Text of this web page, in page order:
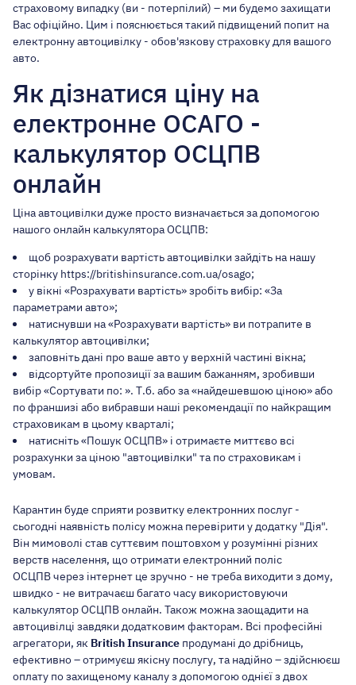
страховому випадку (ви - потерпілий) – ми будемо захищати
Вас офіційно. Цим і пояснюється такий підвищений попит на
електронну автоцивілку - обов'язкову страховку для вашого
авто.
Як дізнатися ціну на
електронне ОСАГО -
калькулятор ОСЦПВ
онлайн
Ціна автоцивілки дуже просто визначається за допомогою
нашого онлайн калькулятора ОСЦПВ:
щоб розрахувати вартість автоцивілки зайдіть на нашу
сторінку https://britishinsurance.com.ua/osago;
у вікні «Розрахувати вартість» зробіть вибір: «За
параметрами авто»;
натиснувши на «Розрахувати вартість» ви потрапите в
калькулятор автоцивілки;
заповніть дані про ваше авто у верхній частині вікна;
відсортуйте пропозиції за вашим бажанням, зробивши
вибір «Сортувати по: ». Т.б. або за «найдешевшою ціною» або
по франшизі або вибравши наші рекомендації по найкращим
страховикам в цьому кварталі;
натисніть «Пошук ОСЦПВ» і отримаєте миттєво всі
розрахунки за ціною "автоцивілки" та по страховикам і
умовам.
Карантин буде сприяти розвитку електронних послуг -
сьогодні наявність полісу можна перевірити у додатку "Дія".
Він мимоволі став суттєвим поштовхом у розумінні різних
верств населення, що отримати електронний поліс
ОСЦПВ через інтернет це зручно - не треба виходити з дому,
швидко - не витрачаєш багато часу використовуючи
калькулятор ОСЦПВ онлайн. Також можназаощадити на
автоцивілці завдяки додатковим факторам. Всі професійні
агрегатори, як British Insurance продумані до дрібниць,
ефективно – отримуєш якісну послугу, та надійно – здійснюєш
оплату по захищеному каналу з допомогою однієї з двох